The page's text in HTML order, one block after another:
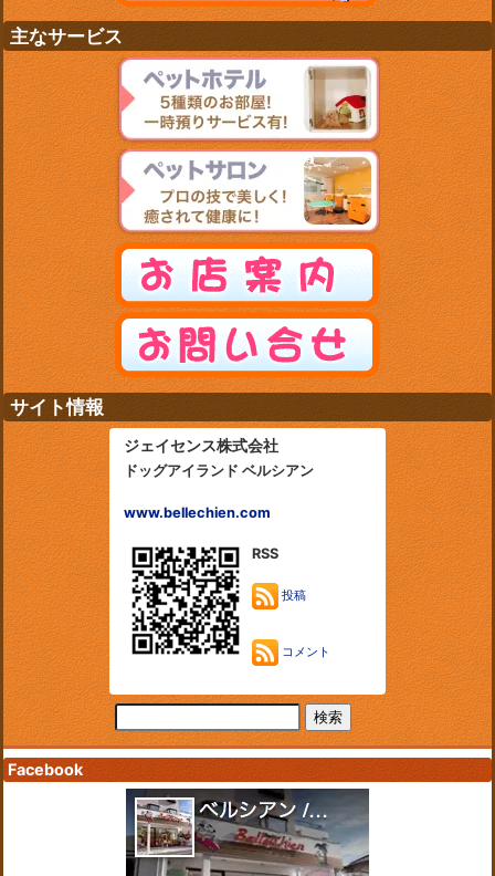
主なサービス
サイト情報
ジェイセンス株式会社
ドッグアイランド ベルシアン
www.bellechien.com
RSS
投稿
コメント
Facebook